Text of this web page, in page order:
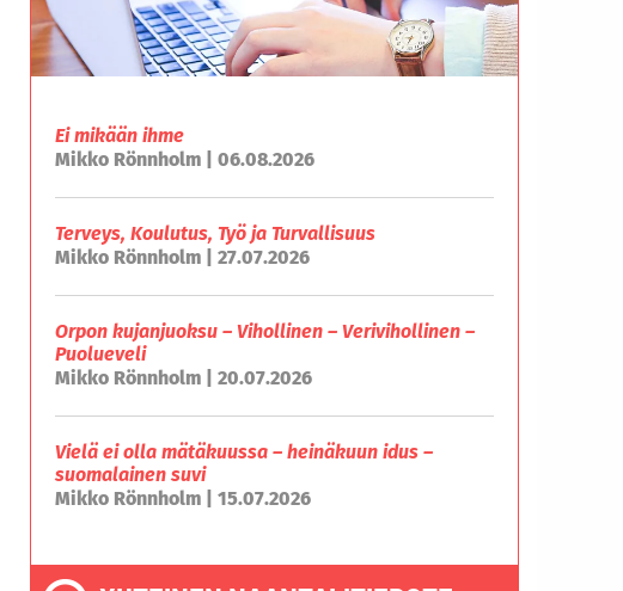
Ei mikään ihme
Mikko Rönnholm | 06.08.2026
Terveys, Koulutus, Työ ja Turvallisuus
Mikko Rönnholm | 27.07.2026
Orpon kujanjuoksu – Vihollinen – Verivihollinen –
Puolueveli
Mikko Rönnholm | 20.07.2026
Vielä ei olla mätäkuussa – heinäkuun idus –
suomalainen suvi
Mikko Rönnholm | 15.07.2026